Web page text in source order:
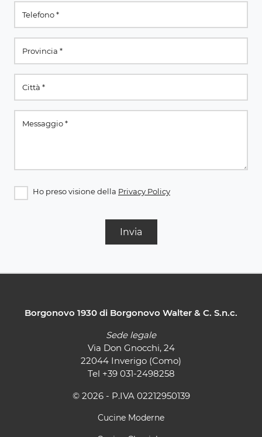
Ho preso visione della Privacy Policy
Invia
Borgonovo 1930 di Borgonovo Walter & C. S.n.c.
Sede legale
Via Don Gnocchi, 24
22044 Inverigo (Como)
Tel +39 031-2498258
© 2026 - P.IVA 02212950139
Cucine Moderne